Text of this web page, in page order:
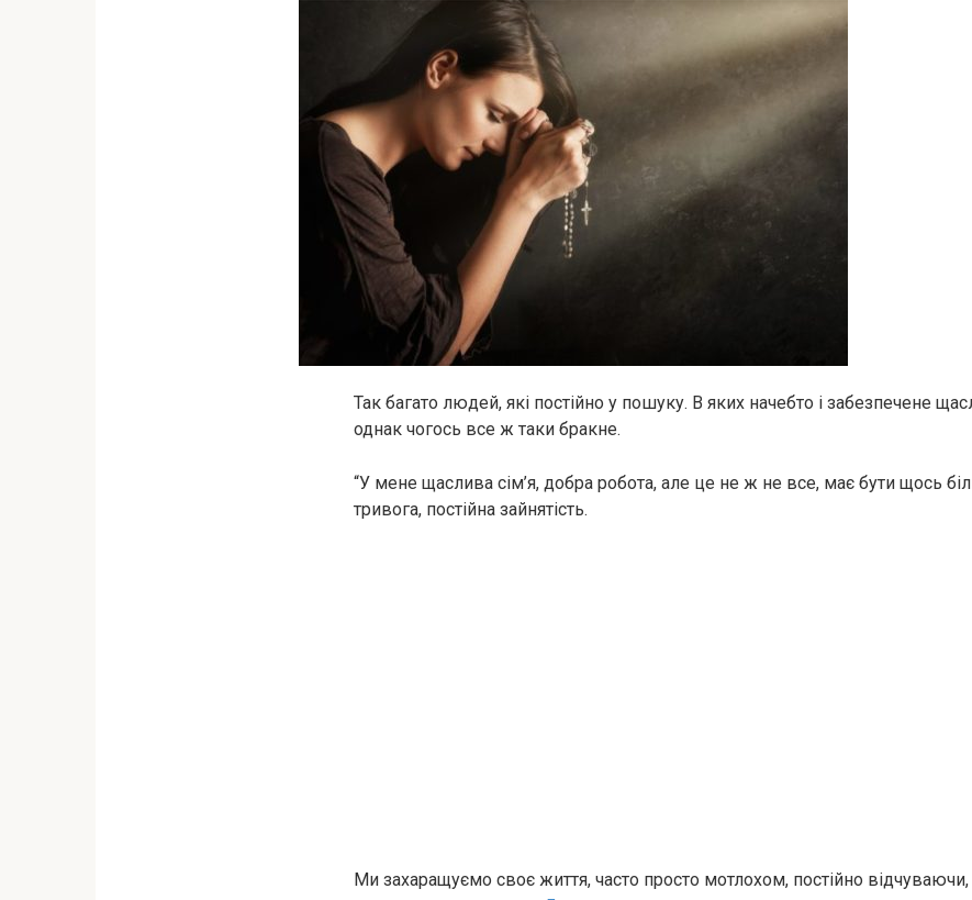
Так багато людей, які постійно у пошуку. В яких начебто і забезпечене
однак чогось все ж таки бракне.
“У мене щаслива сім’я, добра робота, але це не ж не все, має бути щось
тривога, постійна зайнятість.
Ми захаращуємо своє життя, часто просто мотлохом, постійно